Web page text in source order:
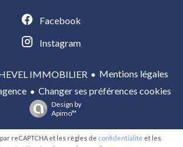
Facebook
Instagram
IMMOBILIER
Mentions légales
Changer ses préférences cookies
Design by
Apimo™
reCAPTCHA et les règles de confidentialité et les